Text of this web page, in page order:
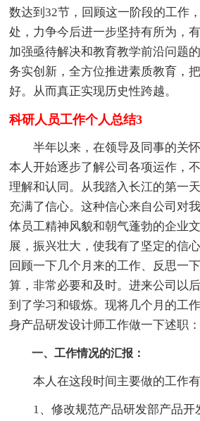
数达到32节，回顾这一阶段的工作
处，力争今后进一步坚持有所为，
加强亟待解决和教育教学前沿问题
务实创新，全方位推进素质教育，
好。从而真正实现历史性跨越。
科研人员工作个人总结3
半年以来，在领导及同事的关怀
本人开始逐步了解公司各项运作，
理解和认同。从我踏入长江的第一
充满了信心。这种信心来自公司对
体员工精神风貌和朝气蓬勃的企业
展，振兴壮大，使我有了坚定的信
回顾一下几个月来的工作、反思一
算，非常必要和及时。进来公司以
到了学习和锻炼。现将几个月的工
身产品研发设计师工作做一下述职：
一、工作情况的汇报：
本人在这段时间主要做的工作有
1、修改规范产品研发部产品开